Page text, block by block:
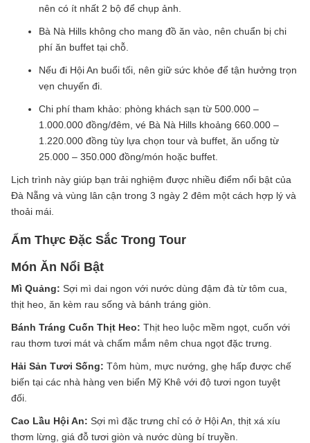
nên có ít nhất 2 bộ để chụp ảnh.
Bà Nà Hills không cho mang đồ ăn vào, nên chuẩn bị chi
phí ăn buffet tại chỗ.
Nếu đi Hội An buổi tối, nên giữ sức khỏe để tận hưởng trọn
vẹn chuyến đi.
Chi phí tham khảo: phòng khách sạn từ 500.000 –
1.000.000 đồng/đêm, vé Bà Nà Hills khoảng 660.000 –
1.220.000 đồng tùy lựa chọn tour và buffet, ăn uống từ
25.000 – 350.000 đồng/món hoặc buffet.
Lịch trình này giúp bạn trải nghiệm được nhiều điểm nổi bật của
Đà Nẵng và vùng lân cận trong 3 ngày 2 đêm một cách hợp lý và
thoải mái.
Ẩm Thực Đặc Sắc Trong Tour
Món Ăn Nổi Bật
Mì Quảng: Sợi mì dai ngon với nước dùng đậm đà từ tôm cua,
thịt heo, ăn kèm rau sống và bánh tráng giòn.
Bánh Tráng Cuốn Thịt Heo: Thịt heo luộc mềm ngọt, cuốn với
rau thơm tươi mát và chấm mắm nêm chua ngọt đặc trưng.
Hải Sản Tươi Sống: Tôm hùm, mực nướng, ghẹ hấp được chế
biến tại các nhà hàng ven biển Mỹ Khê với độ tươi ngon tuyệt
đối.
Cao Lầu Hội An: Sợi mì đặc trưng chỉ có ở Hội An, thịt xá xíu
thơm lừng, giá đỗ tươi giòn và nước dùng bí truyền.